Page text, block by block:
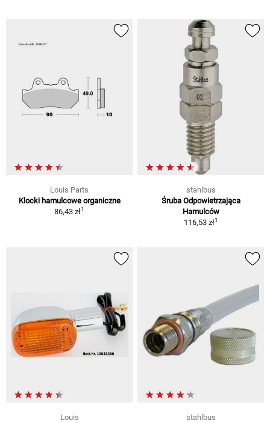
Louis Parts
Klocki hamulcowe organiczne
86,43 zł1
stahlbus
Śruba Odpowietrzająca
Hamulców
116,53 zł1
Louis
stahlbus